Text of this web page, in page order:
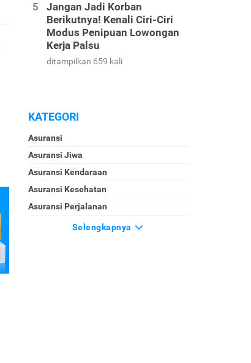
Jangan Jadi Korban
Berikutnya! Kenali Ciri-Ciri
Modus Penipuan Lowongan
Kerja Palsu
ditampilkan 659 kali
KATEGORI
Asuransi
Asuransi Jiwa
Asuransi Kendaraan
Asuransi Kesehatan
Asuransi Perjalanan
Selengkapnya